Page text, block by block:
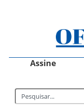
Assine